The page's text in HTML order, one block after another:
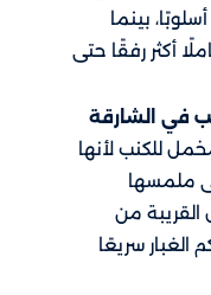
بينما
أكثر رفقًا حتى
في الشارقة
للكنب لأنها
ملمسها
القريبة من
الغبار سريعًا